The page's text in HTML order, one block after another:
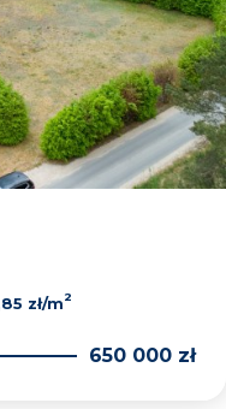
zł/m2
650 000 zł